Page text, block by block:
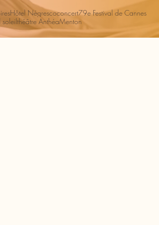
Hôtel Négrescoconcert79e Festival de Cannes
soleilthéâtre AnthéaMenton